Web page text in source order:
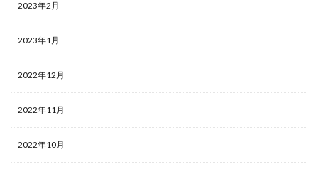
2023年2月
2023年1月
2022年12月
2022年11月
2022年10月